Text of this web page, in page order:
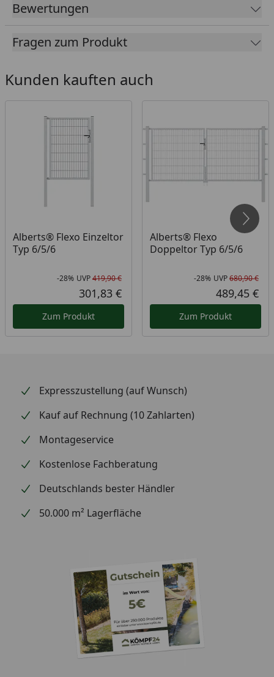
2000 mm
Bitte beachten Sie folgenden wichtigen Hinweis:
Beim Einbetonieren benötigen Sie für eine
Zaunfeldhöhe von 800 mm einen 1200 mm langen
Zaunfeldpfosten,
für eine Zaunfeldhöhe von 1000 mm benötigen Sie
einen 1500 mm langen Zaunpfosten,
einen 1750 mm langen Zaunfeldpfosten,
für eine Zaunfeldhöhe von 1400 mm benötigen Sie
einen 2000 mm langen Zaunfeldpfosten und
für eine Zaunfeldhöhe von 1600 mm benötigen Sie
einen 2250 mm langen Zaunfeldpfosten
Bewertungen
Fragen zum Produkt
Kunden kauften auch
Alberts® Flexo Einzeltor
Typ 6/5/6
Rabatt in Prozent
-28%
Ursprünglicher Preis
UVP419,90 €
Aktueller Preis
301,83 €
Zum Produkt
Alberts® Flexo
Doppeltor Typ 6/5/6
-28% UVP680,90 €
489,45 €
Zum Produkt
Expresszustellung (auf Wunsch)
Kauf auf Rechnung (10 Zahlarten)
Montageservice
Kostenlose Fachberatung
Deutschlands bester Händler
50.000 m² Lagerfläche